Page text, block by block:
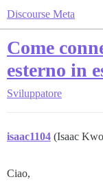
Discourse Meta
Come
esterno in
Sviluppatore
isaac1104 (Isaac
Ciao,